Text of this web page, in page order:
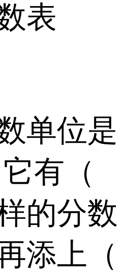
表
单位是
它有（
的分数
添上（